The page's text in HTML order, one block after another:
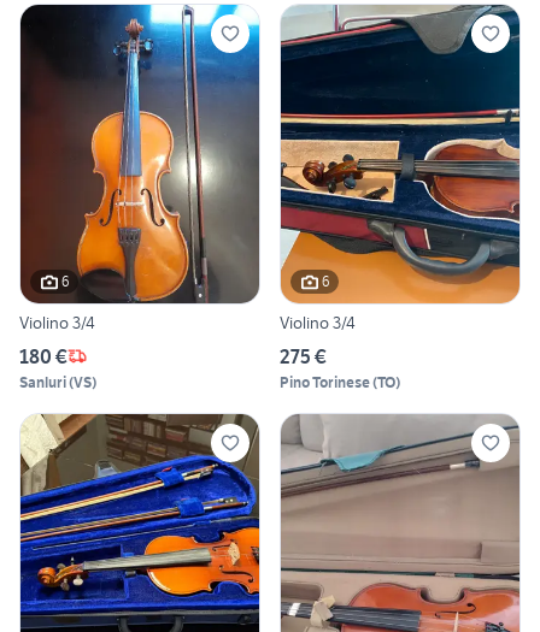
6
Violino 3/4
180 €
Sanluri(VS)
6
Violino 3/4
275 €
Pino Torinese(TO)